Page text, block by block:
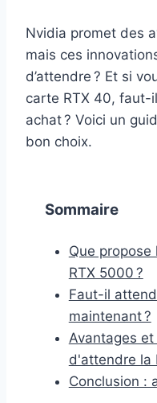
Nvidia promet des
mais ces
d’attendre ? Et si
carte RTX 40, faut-
achat ? Voici un
bon choix.
Sommaire
Que propose
RTX 5000 ?
Faut-il
maintenant ?
Avantages
d'attendre la
Conclusion :